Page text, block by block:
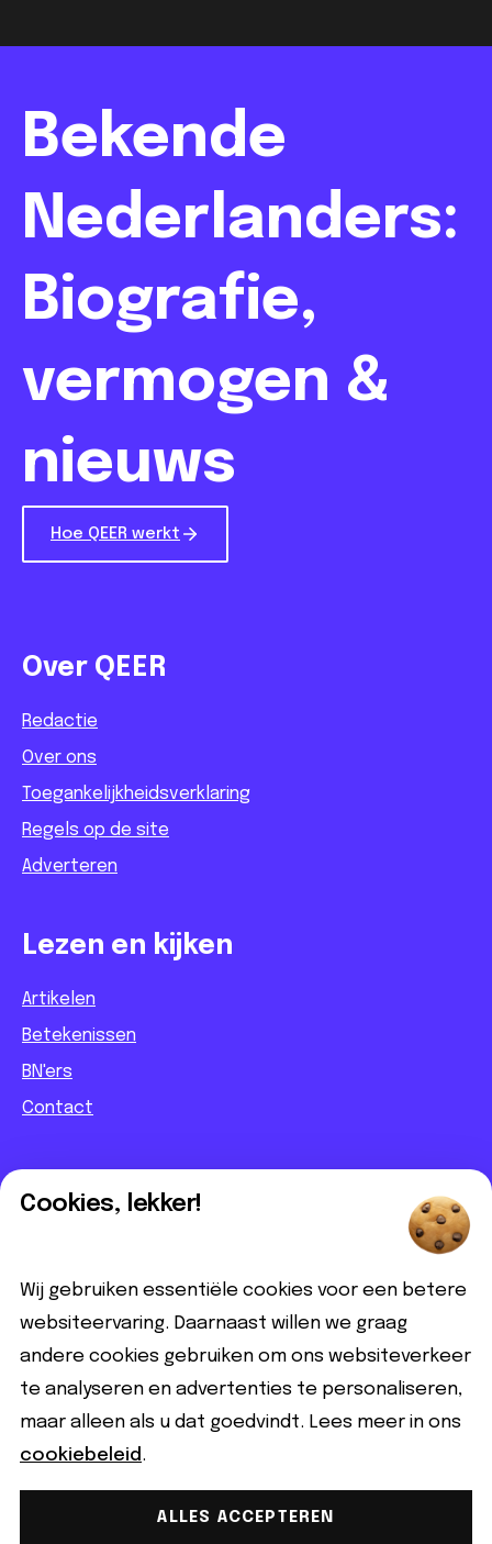
Bekende
Nederlanders:
Biografie,
vermogen &
nieuws
Hoe QEER werkt
Over QEER
Redactie
Over ons
Toegankelijkheidsverklaring
Regels op de site
Adverteren
Lezen en kijken
Artikelen
Betekenissen
BN'ers
Contact
Informatief
Partnerbijdrage
Disclaimer
Volg ons
Cookies, lekker!
Wij gebruiken essentiële cookies voor een betere
websiteervaring. Daarnaast willen we graag
andere cookies gebruiken om ons websiteverkeer
te analyseren en advertenties te personaliseren,
maar alleen als u dat goedvindt. Lees meer in ons
cookiebeleid .
ALLES ACCEPTEREN